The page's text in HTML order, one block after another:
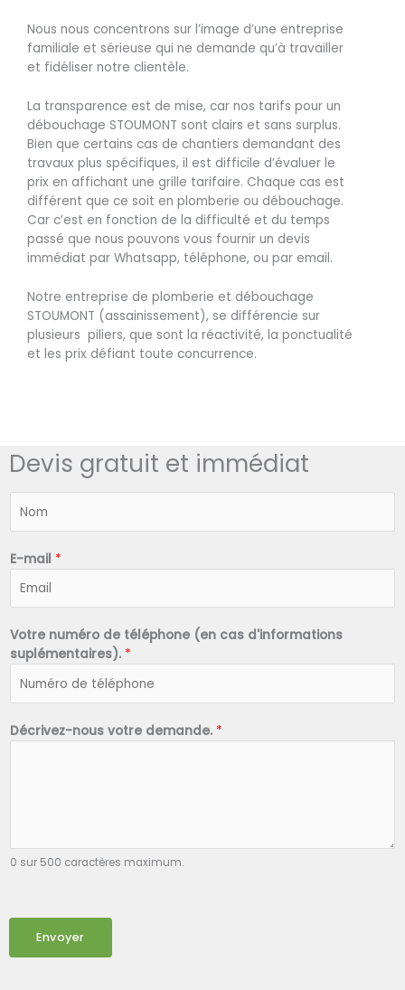
Nous nous concentrons sur l’image d’une entreprise
familiale et sérieuse qui ne demande qu’à travailler
et fidéliser notre clientèle.
La transparence est de mise, car nos tarifs pour un
débouchage STOUMONT sont clairs et sans surplus.
Bien que certains cas de chantiers demandant des
travaux plus spécifiques, il est difficile d’évaluer le
prix en affichant une grille tarifaire. Chaque cas est
différent que ce soit en plomberie ou débouchage.
Car c’est en fonction de la difficulté et du temps
passé que nous pouvons vous fournir un devis
immédiat par Whatsapp, téléphone, ou par email.
Notre entreprise de plomberie et débouchage
STOUMONT (assainissement), se différencie sur
plusieurs piliers, que sont la réactivité, la ponctualité
et les prix défiant toute concurrence.
Devis gratuit et immédiat
*
E-mail *
Votre numéro de téléphone (en cas d'informations
suplémentaires). *
Décrivez-nous votre demande. *
0 sur 500 caractères maximum.
Envoyer